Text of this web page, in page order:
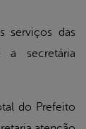
serviços das
a secretária
do Prefeito